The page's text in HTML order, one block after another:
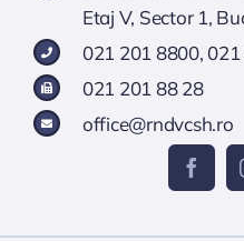
Etaj V, Sector 1,
021 201 8800,
021 201 88 28
office@rndvcsh.ro